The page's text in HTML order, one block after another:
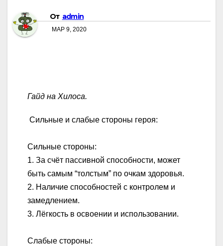
От admin
МАР 9, 2020
Гайд на Хилоса.
Сильные и слабые стороны героя:
Сильные стороны:
1. За счёт пассивной способности, может
быть самым “толстым” по очкам здоровья.
2. Наличие способностей с контролем и
замедлением.
3. Лёгкость в освоении и использовании.
Слабые стороны: